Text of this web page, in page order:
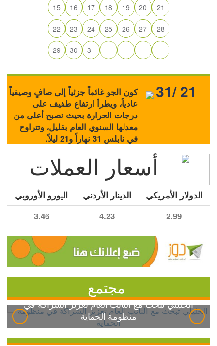
15 16 17 18 19 20 21
22 23 24 25 26 27 28
29 30 31
كون الجو غائماً جزئياً إلى صافٍ وصيفياً
عادياً، ويطرأ ارتفاع طفيف على
درجات الحرارة بحيث تصبح أعلى من
معدلها السنوي العام بقليل، وتتراوح
في نابلس 31 نهاراً و21 ليلاً.
31/ 21
أسعار العملات
الدولار الأمريكي الدينار الأردني اليورو الأوروبي
2.99
4.23
3.46
مجتمع
الخليلي تبحث مع النائب العام تعزيز الشراكة في
منظومة الحماية